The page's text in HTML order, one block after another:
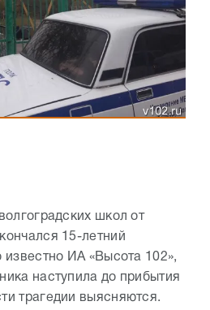
школ от
15-летний
известно ИА «Высота 102»,
наступила до прибытия
трагедии выясняются.